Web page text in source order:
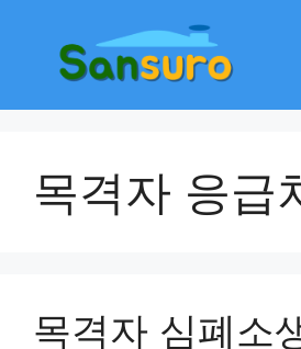
목격자 응급
목격자 심폐소